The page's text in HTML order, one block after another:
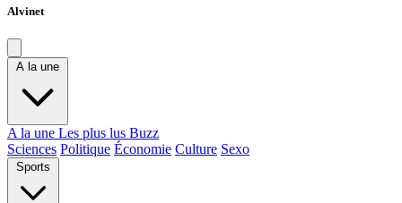
Alvinet
A la une
A la une Les plus lus Buzz
Sciences Politique Économie Culture Sexo
Sports